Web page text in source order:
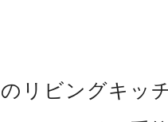
リビングキッ